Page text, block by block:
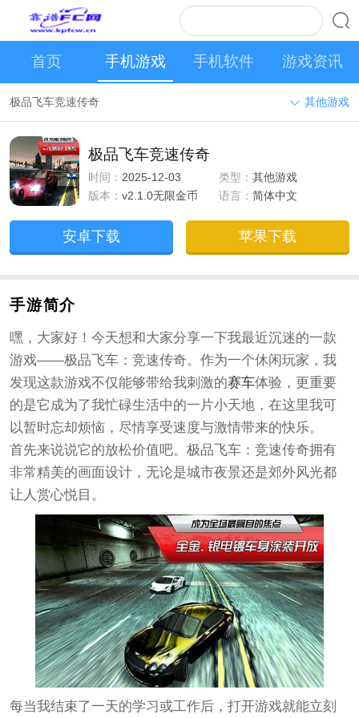
首页 手机游戏 手机软件 游戏资讯
极品飞车竞速传奇 其他游戏
极品飞车竞速传奇
时间： 2025-12-03 类型：其他游戏
版本：v2.1.0无限金币 语言：简体中文
安卓下载 苹果下载
手游简介
嘿，大家好！今天想和大家分享一下我最近沉迷的一款
游戏——极品飞车：竞速传奇。作为一个休闲玩家，我
发现这款游戏不仅能够带给我刺激的赛车体验，更重要
的是它成为了我忙碌生活中的一片小天地，在这里我可
以暂时忘却烦恼，尽情享受速度与激情带来的快乐。
首先来说说它的放松价值吧。 极品飞车：竞速传奇拥有
非常精美的画面设计，无论是城市夜景还是郊外风光都
让人赏心悦目。
每当我结束了一天的学习或工作后，打开游戏就能立刻